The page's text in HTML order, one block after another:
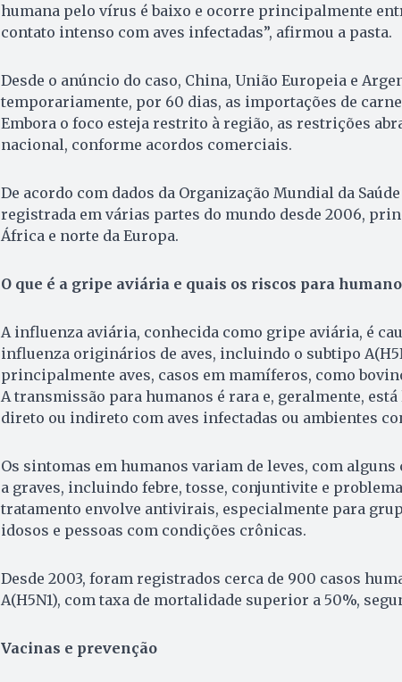
humana pelo vírus é baixo e ocorre principalmente
contato intenso com aves infectadas”, afirmou a pasta.
Desde o anúncio do caso, China, União Europeia e
temporariamente, por 60 dias, as importações de
Embora o foco esteja restrito à região, as restrições
nacional, conforme acordos comerciais.
De acordo com dados da Organização Mundial da Saúde
registrada em várias partes do mundo desde 2006,
África e norte da Europa.
O que é a gripe aviária e quais os riscos para
A influenza aviária, conhecida como gripe aviária, é
influenza originários de aves, incluindo o subtipo
principalmente aves, casos em mamíferos, como
A transmissão para humanos é rara e, geralmente,
direto ou indireto com aves infectadas ou ambientes
Os sintomas em humanos variam de leves, com
a graves, incluindo febre, tosse, conjuntivite e
tratamento envolve antivirais, especialmente para
idosos e pessoas com condições crônicas.
Desde 2003, foram registrados cerca de 900 casos
A(H5N1), com taxa de mortalidade superior a 50%,
Vacinas e prevenção